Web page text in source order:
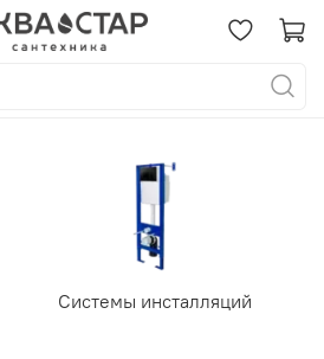
Системы инсталляций